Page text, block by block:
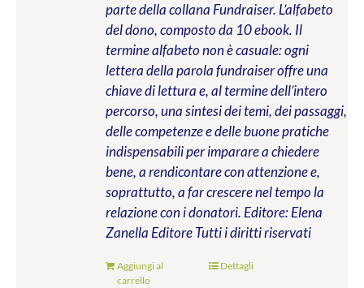
parte della collana Fundraiser. L’alfabeto
del dono, composto da 10 ebook. Il
termine alfabeto non è casuale: ogni
lettera della parola fundraiser offre una
chiave di lettura e, al termine dell’intero
percorso, una sintesi dei temi, dei passaggi,
delle competenze e delle buone pratiche
indispensabili per imparare a chiedere
bene, a rendicontare con attenzione e,
soprattutto, a far crescere nel tempo la
relazione con i donatori. Editore: Elena
Zanella EditoreTutti i diritti riservati
Aggiungi al
carrello
Dettagli